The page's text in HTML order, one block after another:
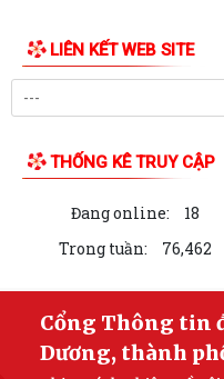
LIÊN KẾT WEB SITE
THỐNG KÊ TRUY CẬP
Đang online: 18
Trong tuần:
76,462
Cổng Thông tin
Dương, thành